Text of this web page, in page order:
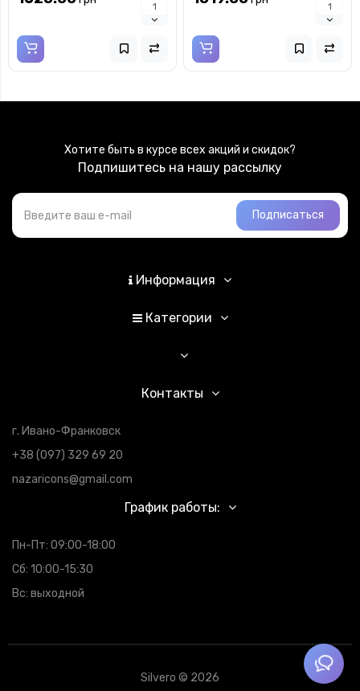
Хотите быть в курсе всех акций и скидок?
Подпишитесь на нашу рассылку
Подписаться
Информация
Категории
Контакты
г. Ивано-Франковск
+38 (097) 329 69 20
nazaricons@gmail.com
График работы:
Пн-Пт: 09:00-18:00
Сб: 10:00-15:30
Вс: выходной
Silvero © 2026